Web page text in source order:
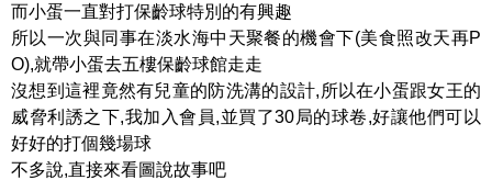
而小蛋一直對打保齡球特別的有興趣
所以一次與同事在淡水海中天聚餐的機會下(美食照改天再P
O),就帶小蛋去五樓保齡球館走走
沒想到這裡竟然有兒童的防洗溝的設計,所以在小蛋跟女王的
威脅利誘之下,我加入會員,並買了30局的球卷,好讓他們可以
好好的打個幾場球
不多說,直接來看圖說故事吧